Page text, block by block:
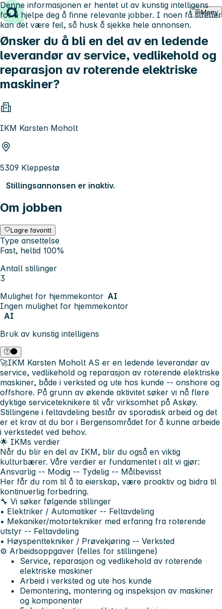
Hopp til innhold Meny
Ønsker du å bli en del av en ledende
leverandør av service, vedlikehold og
reparasjon av roterende elektriske
maskiner?
IKM Karsten Moholt
5309 Kleppestø
Stillingsannonsen er inaktiv.
Om jobben
Lagre favoritt
Type ansettelse
Fast, heltid 100%
Antall stillinger
3
Mulighet for hjemmekontor AI
Ingen mulighet for hjemmekontor
AI
Bruk av kunstig intelligens
Denne informasjonen er hentet ut av kunstig intelligens
for å hjelpe deg å finne relevante jobber. I noen få tilfeller
kan det være feil, så husk å sjekke hele annonsen.
🚀IKM Karsten Moholt AS er en ledende leverandør av
service, vedlikehold og reparasjon av roterende elektriske
maskiner, både i verksted og ute hos kunde -- onshore og
offshore. På grunn av økende aktivitet søker vi nå flere
dyktige serviceteknikere til vår virksomhet på Askøy.
Stillingene i feltavdeling består av sporadisk arbeid og det
er et krav at du bor i Bergensområdet for å kunne arbeide
i verkstedet ved behov.
🌟 IKMs verdier
Når du blir en del av IKM, blir du også en viktig
kulturbærer. Våre verdier er fundamentet i alt vi gjør:
Ansvarlig -- Modig -- Tydelig -- Målbevisst
Her får du rom til å ta eierskap, være proaktiv og bidra til
kontinuerlig forbedring.
🔧 Vi søker følgende stillinger
• Elektriker / Automatiker -- Feltavdeling
• Mekaniker/motortekniker med erfaring fra roterende
utstyr -- Feltavdeling
• Høyspenttekniker / Prøvekjøring -- Verksted
⚙️ Arbeidsoppgaver (felles for stillingene)
Service, reparasjon og vedlikehold av roterende
elektriske maskiner
Arbeid i verksted og ute hos kunde
Demontering, montering og inspeksjon av maskiner
og komponenter